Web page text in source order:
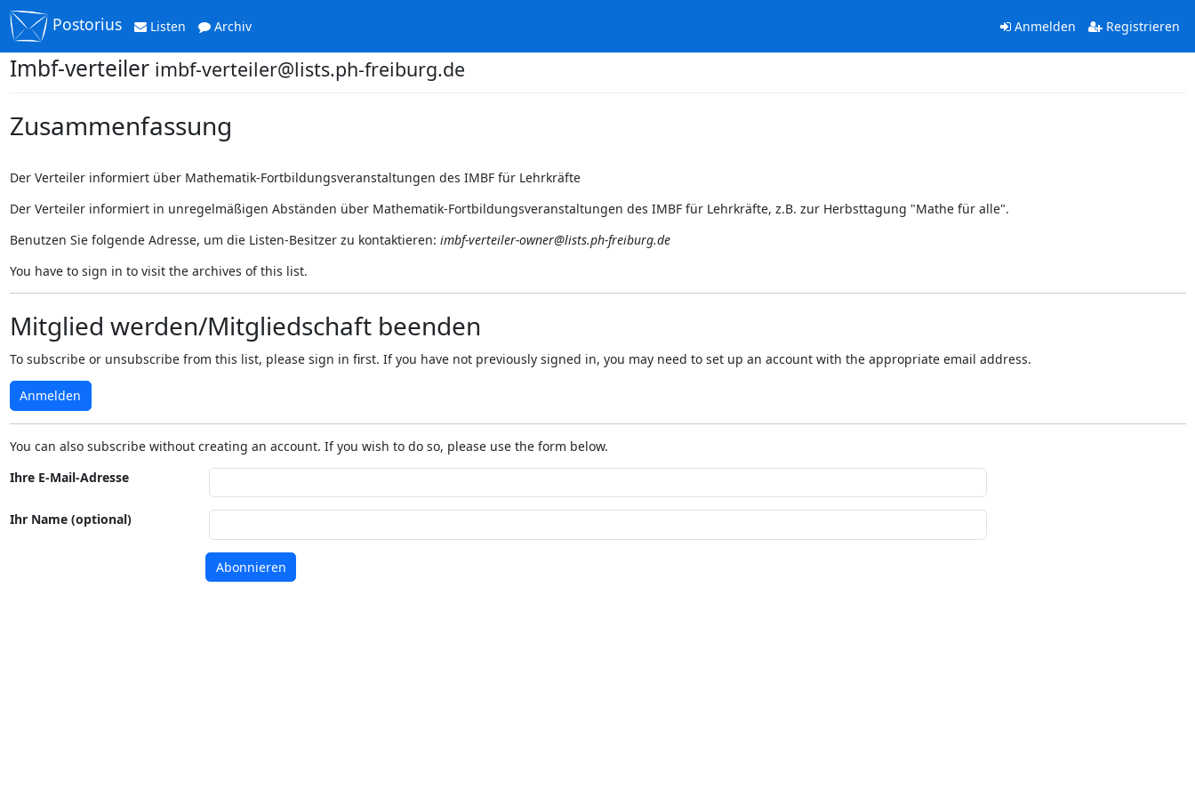
Postorius Listen Archiv Anmelden Registrieren
Imbf-verteiler imbf-verteiler@lists.ph-freiburg.de
Zusammenfassung
Der Verteiler informiert über Mathematik-Fortbildungsveranstaltungen des IMBF für Lehrkräfte
Der Verteiler informiert in unregelmäßigen Abständen über Mathematik-Fortbildungsveranstaltungen des IMBF für Lehrkräfte, z.B. zur Herbsttagung "Mathe für alle".
Benutzen Sie folgende Adresse, um die Listen-Besitzer zu kontaktieren: imbf-verteiler-owner@lists.ph-freiburg.de
You have to sign in to visit the archives of this list.
Mitglied werden/Mitgliedschaft beenden
To subscribe or unsubscribe from this list, please sign in first. If you have not previously signed in, you may need to set up an account with the appropriate email address.
Anmelden
You can also subscribe without creating an account. If you wish to do so, please use the form below.
Ihre E-Mail-Adresse
Ihr Name (optional)
Abonnieren